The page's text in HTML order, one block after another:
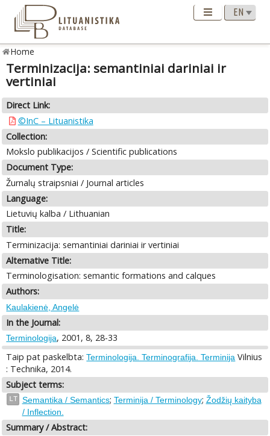
Home
Terminizacija: semantiniai dariniai ir
vertiniai
Direct Link:
©InC – Lituanistika
Collection:
Mokslo publikacijos / Scientific publications
Document Type:
Žurnalų straipsniai / Journal articles
Language:
Lietuvių kalba / Lithuanian
Title:
Terminizacija: semantiniai dariniai ir vertiniai
Alternative Title:
Terminologisation: semantic formations and calques
Authors:
Kaulakienė, Angelė
In the Journal:
Terminologija, 2001, 8, 28-33
Taip pat paskelbta:Terminologija. Terminografija. Terminija Vilnius
: Technika, 2014.
Subject terms:
LT Semantika / Semantics; Terminija / Terminology; Žodžių kaityba
/ Inflection.
Summary / Abstract: